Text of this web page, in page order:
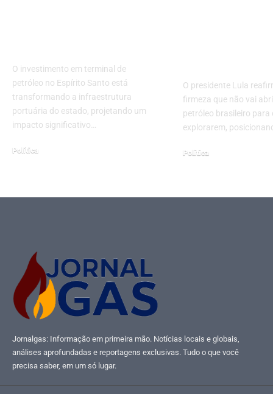
O investimento em terminal de
petróleo no Espírito Santo está
transformando a infraestrutura
portuária do estado, projetando um
impacto significativo…
Política
O presidente Lula
firmeza que não vai
petróleo brasileiro para
explorarem,
Política
Jornalgas: Informação em primeira mão. Notícias locais e globais,
análises aprofundadas e reportagens exclusivas. Tudo o que você
precisa saber, em um só lugar.